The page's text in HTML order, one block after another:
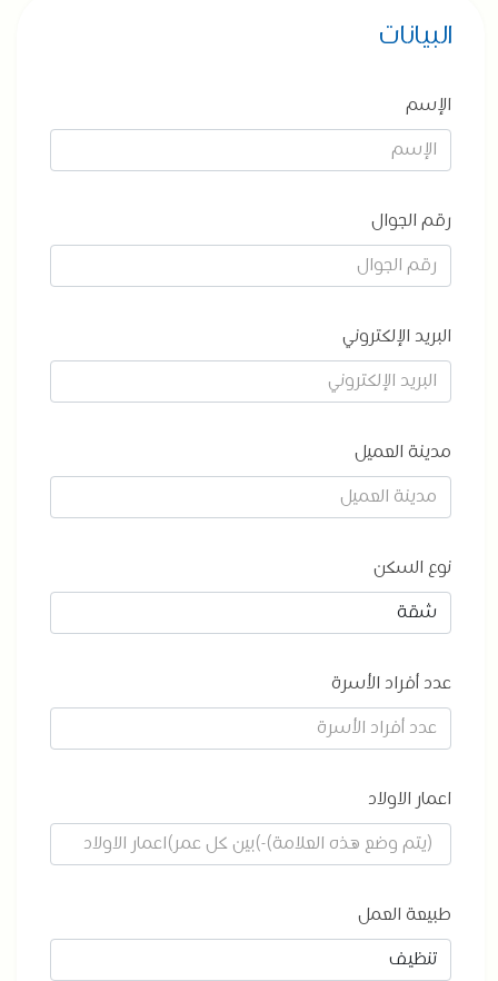
البيانات
الإسم
رقم الجوال
البريد الإلكتروني
مدينة العميل
نوع السكن
عدد أفراد الأسرة
اعمار الاولاد
طبيعة العمل